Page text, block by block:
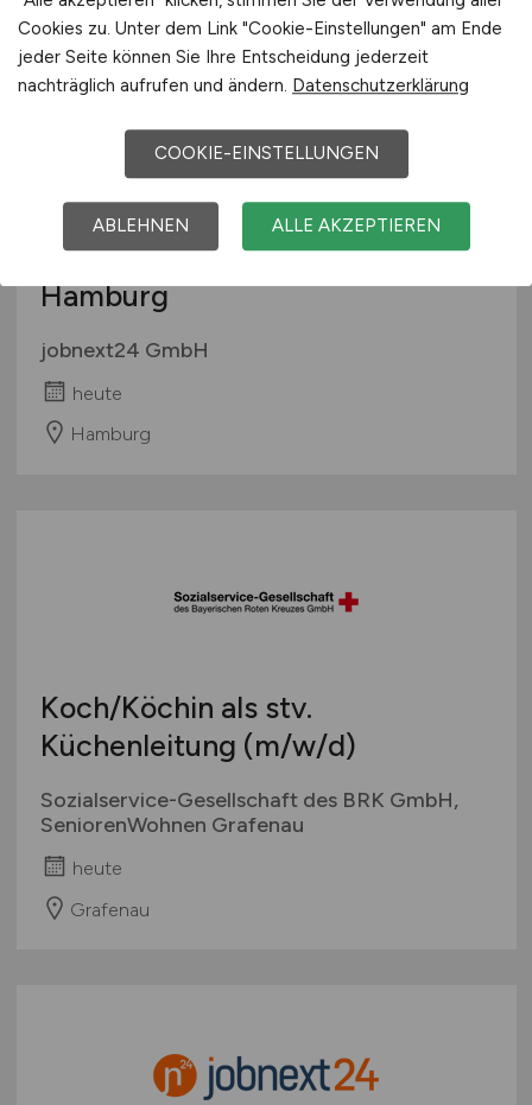
Anlagenführer
Lebensmitteltechnik(m/w/d)in
Hamburg
jobnext24 GmbH
heute
Hamburg
Koch/Köchin als stv.
Küchenleitung (m/w/d)
Sozialservice-Gesellschaft des BRK GmbH,
SeniorenWohnen Grafenau
heute
Grafenau
Cookies zu. Unter dem Link "Cookie-Einstellungen" am Ende
jeder Seite können Sie Ihre Entscheidung jederzeit
nachträglich aufrufen und ändern. Datenschutzerklärung
COOKIE-EINSTELLUNGEN
ABLEHNEN ALLE AKZEPTIEREN